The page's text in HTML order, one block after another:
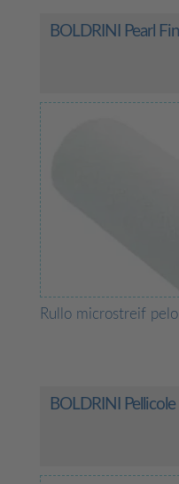
BOLDRINI Pearl
Rullo microstreif
BOLDRINI